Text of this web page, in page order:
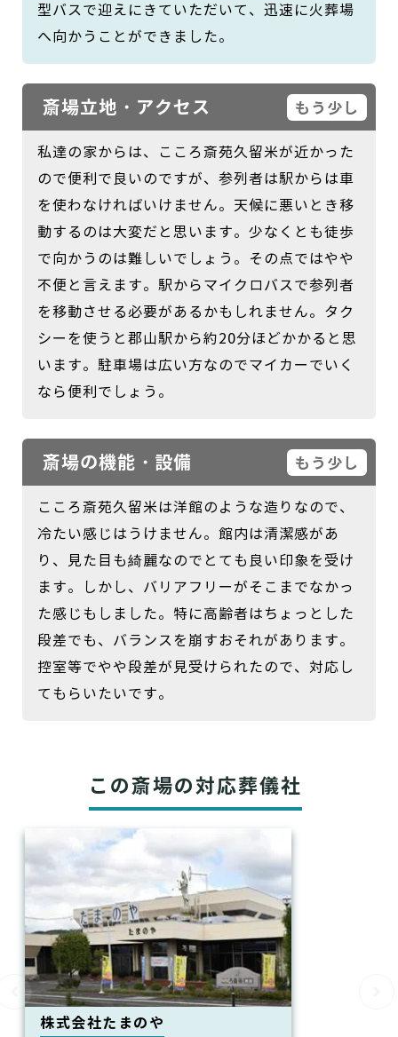
型バスで迎えにきていただいて、迅速に火葬場
へ向かうことができました。
斎場立地・アクセス もう少し
私達の家からは、こころ斎苑久留米が近かった
ので便利で良いのですが、参列者は駅からは車
を使わなければいけません。天候に悪いとき移
動するのは大変だと思います。少なくとも徒歩
で向かうのは難しいでしょう。その点ではやや
不便と言えます。駅からマイクロバスで参列者
を移動させる必要があるかもしれません。タク
シーを使うと郡山駅から約20分ほどかかると思
います。駐車場は広い方なのでマイカーでいく
なら便利でしょう。
斎場の機能・設備 もう少し
こころ斎苑久留米は洋館のような造りなので、
冷たい感じはうけません。館内は清潔感があ
り、見た目も綺麗なのでとても良い印象を受け
ます。しかし、バリアフリーがそこまでなかっ
た感じもしました。特に高齢者はちょっとした
段差でも、バランスを崩すおそれがあります。
控室等でやや段差が見受けられたので、対応し
てもらいたいです。
この斎場の対応葬儀社
株式会社たまのや